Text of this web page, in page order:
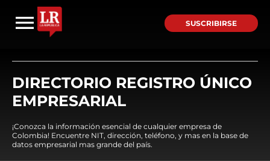
SUSCRIBIRSE
DIRECTORIO REGISTRO ÚNICO
EMPRESARIAL
¡Conozca la información esencial de cualquier empresa de
Colombia! Encuentre NIT, dirección, teléfono, y mas en la base de
datos empresarial mas grande del país.